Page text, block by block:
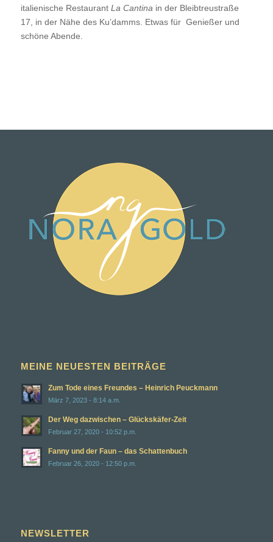
italienische Restaurant La Cantinain der Bleibtreustraße
17, in der Nähe des Ku’damms. Etwas für Genießer und
schöne Abende.
MEINE NEUESTEN BEITRÄGE
Zum Tode eines Freundes – Heinrich Peuckmann
März 7, 2023 - 8:14 a.m.
Der Weg dazwischen – Glückskäfer-Zeit
Februar 27, 2020 - 10:52 p.m.
Fanny und der Faun – das Schattenbuch
Februar 26, 2020 - 12:50 p.m.
NEWSLETTER